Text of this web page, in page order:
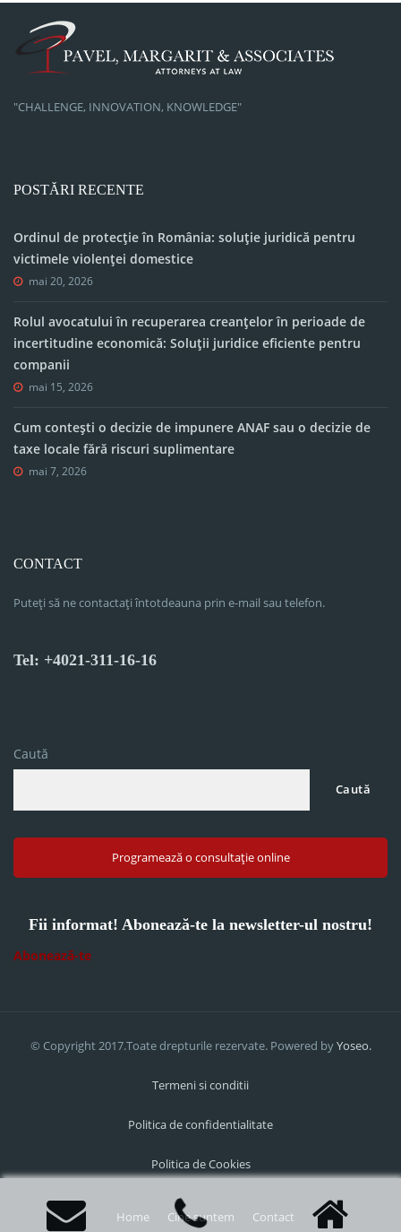
"CHALLENGE, INNOVATION, KNOWLEDGE"
POSTĂRI RECENTE
Ordinul de protecție în România: soluție juridică pentru
victimele violenței domestice
mai 20, 2026
Rolul avocatului în recuperarea creanțelor în perioade de
incertitudine economică: Soluții juridice eficiente pentru
companii
mai 15, 2026
Cum contești o decizie de impunere ANAF sau o decizie de
taxe locale fără riscuri suplimentare
mai 7, 2026
CONTACT
Puteți să ne contactați întotdeauna prin e-mail sau telefon.
Tel: +4021-311-16-16
Caută
Caută
Programează o consultație online
Fii informat! Abonează-te la newsletter-ul nostru!
Abonează-te
© Copyright 2017.Toate drepturile rezervate. Powered byYoseo.
Termeni si conditii
Politica de confidentialitate
Politica de Cookies
Home Cine suntem Contact